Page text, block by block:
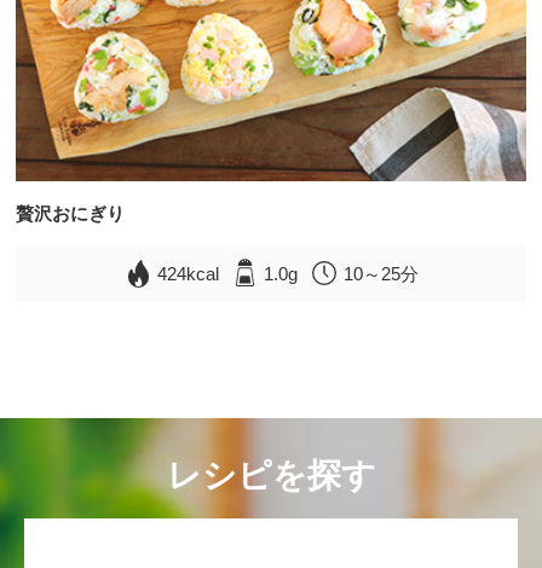
贅沢おにぎり
424kcal 1.0g 10～25分
レシピを探す